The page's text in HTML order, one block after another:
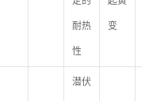
耐热
性
变
潜伏